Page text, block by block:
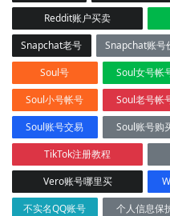
Reddit账户买卖
Snapchat老号
Snapchat账号
Soul号
Soul女号帐
Soul小号帐号
Soul老号帐
Soul账号交易
Soul账号购
TikTok注册教程
Vero账号哪里买
不实名QQ账号
个人信息保